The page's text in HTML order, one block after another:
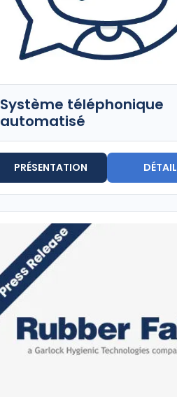
Système téléphonique
automatisé
PRÉSENTATION